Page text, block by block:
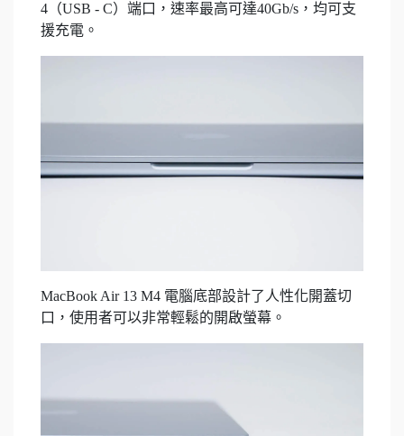
4（USB - C）端口，速率最高可達40Gb/s，均可支
援充電。
MacBook Air 13 M4 電腦底部設計了人性化開蓋切
口，使用者可以非常輕鬆的開啟螢幕。